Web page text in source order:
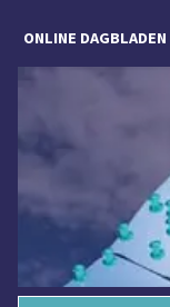
ONLINE DAGBLADEN